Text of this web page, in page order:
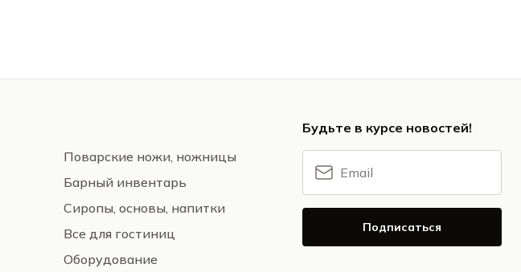
Поварские ножи, ножницы
Барный инвентарь
Сиропы, основы, напитки
Все для гостиниц
Оборудование
Будьте в курсе новостей!
Подписаться